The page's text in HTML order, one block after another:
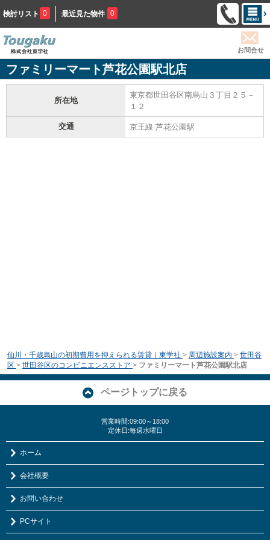
検討リスト 0 最近見た物件 0
お問合せ
ファミリーマート芦花公園駅北店
所在地
東京都世田谷区南烏山３丁目２５－
１２
交通 京王線 芦花公園駅
仙川・千歳烏山の初期費用を抑えられる賃貸｜東学社 > 周辺施設案内 > 世田谷
区 > 世田谷区のコンビニエンスストア > ファミリーマート芦花公園駅北店
ページトップに戻る
営業時間:09:00～18:00
定休日:毎週水曜日
ホーム
会社概要
お問い合わせ
PCサイト